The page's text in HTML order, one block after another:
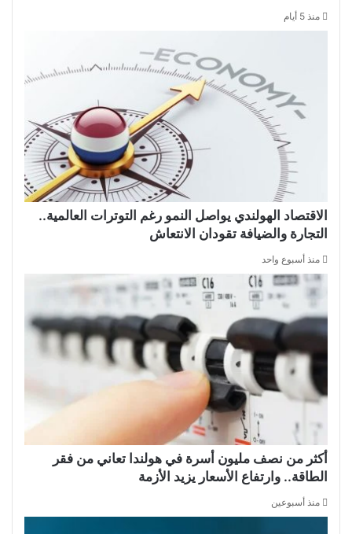
منذ 5 أيام
الاقتصاد الهولندي يواصل النمو رغم التوترات العالمية..
التجارة والضيافة تقودان الانتعاش
منذ أسبوع واحد
أكثر من نصف مليون أسرة في هولندا تعاني من فقر
الطاقة.. وارتفاع الأسعار يزيد الأزمة
منذ أسبوعين